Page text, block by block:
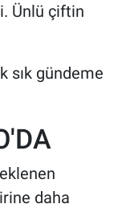
Ünlü çiftin
sık gündeme
daha